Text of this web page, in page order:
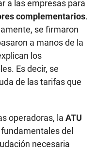
a las empresas para
complementarios.
se firmaron
a manos de la
los
Es decir, se
de las tarifas que
operadoras, la ATU
del
necesaria